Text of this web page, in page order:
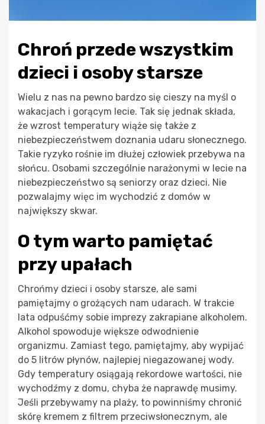
Chroń przede wszystkim
dzieci i osoby starsze
Wielu z nas na pewno bardzo się cieszy na myśl o
wakacjach i gorącym lecie. Tak się jednak składa,
że wzrost temperatury wiąże się także z
niebezpieczeństwem doznania udaru słonecznego.
Takie ryzyko rośnie im dłużej człowiek przebywa na
słońcu. Osobami szczególnie narażonymi w lecie na
niebezpieczeństwo są seniorzy oraz dzieci. Nie
pozwalajmy więc im wychodzić z domów w
największy skwar.
O tym warto pamiętać
przy upałach
Chrońmy dzieci i osoby starsze, ale sami
pamiętajmy o grożących nam udarach. W trakcie
lata odpuśćmy sobie imprezy zakrapiane alkoholem.
Alkohol spowoduje większe odwodnienie
organizmu. Zamiast tego, pamiętajmy, aby wypijać
do 5 litrów płynów, najlepiej niegazowanej wody.
Gdy temperatury osiągają rekordowe wartości, nie
wychodźmy z domu, chyba że naprawdę musimy.
Jeśli przebywamy na plaży, to powinniśmy chronić
skórę kremem z filtrem przeciwsłonecznym, ale